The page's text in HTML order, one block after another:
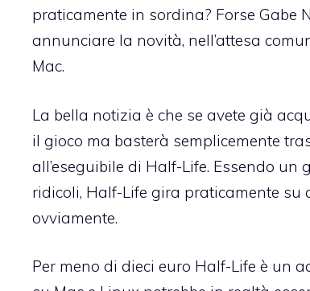
praticamente in sordina? Forse Gabe
annunciare la novità, nell’attesa
Mac.
La bella notizia è che se avete già
il gioco ma basterà semplicemente
all’eseguibile di Half-Life. Essendo un
ridicoli, Half-Life gira praticamente
ovviamente.
Per meno di dieci euro Half-Life è un